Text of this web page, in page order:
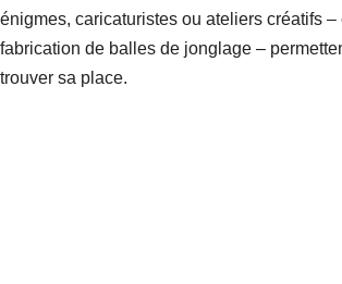
énigmes, caricaturistes ou ateliers créatifs –
fabrication de balles de jonglage –
trouver sa place.